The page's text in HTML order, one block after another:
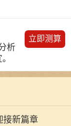
析
立即测算
接新篇章